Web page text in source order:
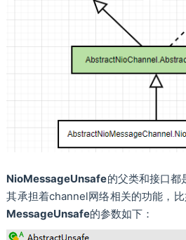
NioMessageUnsafe的父类和接口都
其承担着channel网络相关的功能，比
MessageUnsafe的参数如下：